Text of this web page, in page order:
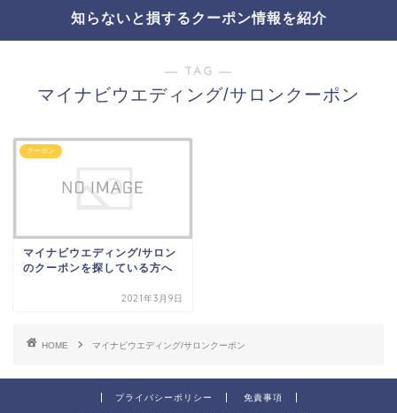
知らないと損するクーポン情報を紹介
― TAG ―
マイナビウエディング/サロンクーポン
クーポン
マイナビウエディング/サロン
のクーポンを探している方へ
2021年3月9日
HOME マイナビウエディング/サロンクーポン
プライバシーポリシー 免責事項